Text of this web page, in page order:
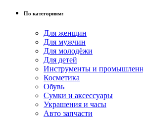
По категориям:
Для женщин
Для мужчин
Для молодёжи
Для детей
Инструменты и
Косметика
Обувь
Сумки и аксессуары
Украшения и часы
Авто запчасти